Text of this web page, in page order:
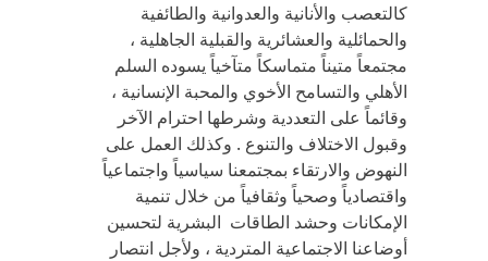
كالتعصب والأنانية والعدوانية والطائفية
والحمائلية والعشائرية والقبلية الجاهلية ،
مجتمعاً متيناً متماسكاً متآخياً يسوده السلم
الأهلي والتسامح الأخوي والمحبة الإنسانية ،
وقائماً على التعددية وشرطها احترام الآخر
وقبول الاختلاف والتنوع . وكذلك العمل على
النهوض والارتقاء بمجتمعنا سياسياً واجتماعياً
واقتصادياً وصحياً وثقافياً من خلال تنمية
الإمكانات وحشد الطاقات البشرية لتحسين
أوضاعنا الاجتماعية المتردية ، ولأجل انتصار